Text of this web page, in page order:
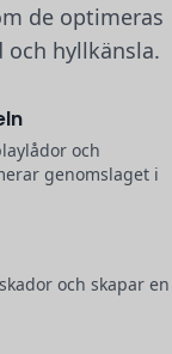
de optimeras
och hyllkänsla.
och
genomslaget i
och skapar en